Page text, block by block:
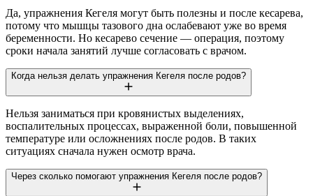
Да, упражнения Кегеля могут быть полезны и после кесарева,
потому что мышцы тазового дна ослабевают уже во время
беременности. Но кесарево сечение — операция, поэтому
сроки начала занятий лучше согласовать с врачом.
Когда нельзя делать упражнения Кегеля после родов?
Нельзя заниматься при кровянистых выделениях,
воспалительных процессах, выраженной боли, повышенной
температуре или осложнениях после родов. В таких
ситуациях сначала нужен осмотр врача.
Через сколько помогают упражнения Кегеля после родов?